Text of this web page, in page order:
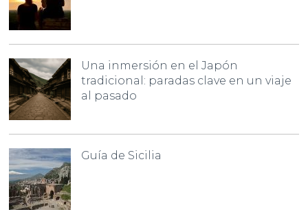
Una inmersión en el Japón
tradicional: paradas clave en un viaje
al pasado
Guía de Sicilia